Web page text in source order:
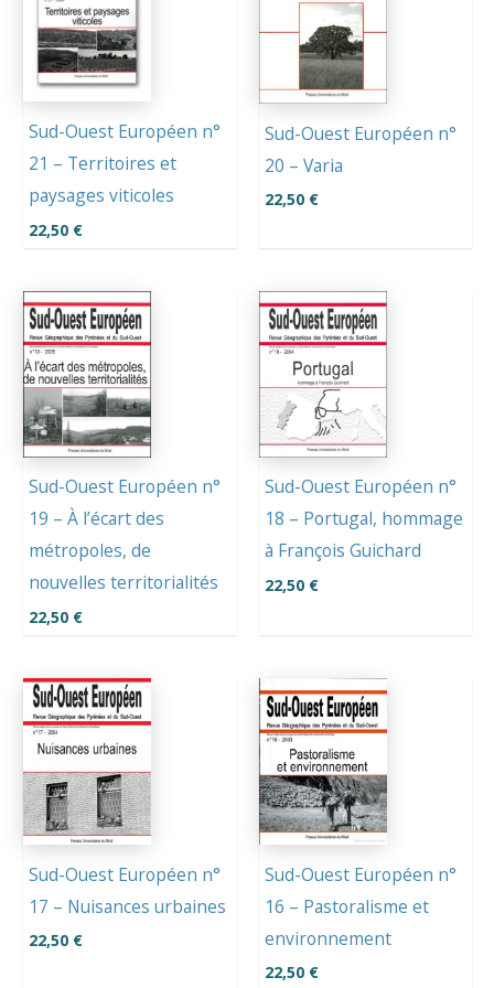
Sud-Ouest Européen n°
21 – Territoires et
paysages viticoles
22,50 €
Sud-Ouest Européen n°
20 – Varia
22,50 €
Sud-Ouest Européen n°
19 – À l’écart des
métropoles, de
nouvelles territorialités
22,50 €
Sud-Ouest Européen n°
18 – Portugal, hommage
à François Guichard
22,50 €
Sud-Ouest Européen n°
17 – Nuisances urbaines
22,50 €
Sud-Ouest Européen n°
16 – Pastoralisme et
environnement
22,50 €